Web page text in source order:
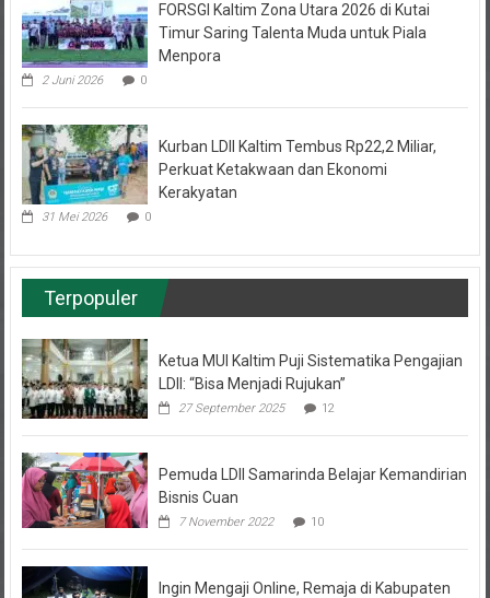
Timur Saring Talenta Muda untuk Piala
Menpora
2 Juni 2026 0
Perkuat Ketakwaan dan Ekonomi
Kerakyatan
31 Mei 2026 0
Terpopuler
LDII: “Bisa Menjadi Rujukan”
27 September 2025 12
Bisnis Cuan
7 November 2022
Paser ini Naik Bukit Mencari Sinyal